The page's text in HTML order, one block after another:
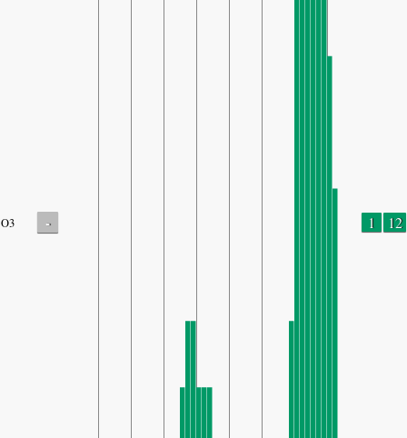
O3 - 1 12